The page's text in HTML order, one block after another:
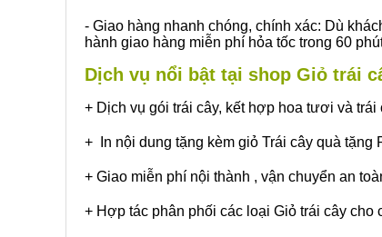
- Giao hàng nhanh chóng, chính xác: Dù
hành giao hàng miễn phí hỏa tốc trong 60
Dịch vụ nổi bật tại shop Giỏ trái
+ Dịch vụ gói trái cây, kết hợp hoa tươi và
+ In nội dung tặng kèm giỏ Trái cây quà tặng
+ Giao miễn phí nội thành , vận chuyển an
+ Hợp tác phân phối các loại Giỏ trái cây cho